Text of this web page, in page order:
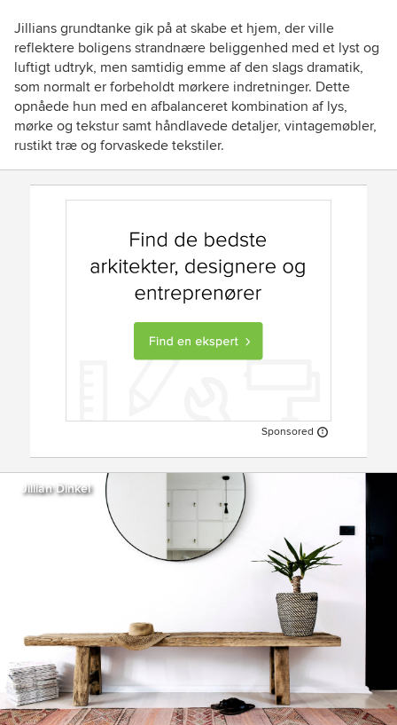
Jillians grundtanke gik på at skabe et hjem, der ville
reflektere boligens strandnære beliggenhed med et lyst og
luftigt udtryk, men samtidig emme af den slags dramatik,
som normalt er forbeholdt mørkere indretninger. Dette
opnåede hun med en afbalanceret kombination af lys,
mørke og tekstur samt håndlavede detaljer, vintagemøbler,
rustikt træ og forvaskede tekstiler.
Sponsored
Jillian Dinkel